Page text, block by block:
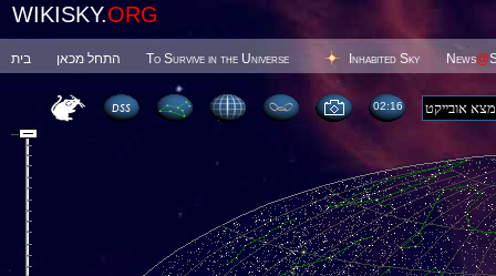
WIKISKY.ORG
בית התחל מכאן To Survive in the Universe Inhabited Sky News@
02 16